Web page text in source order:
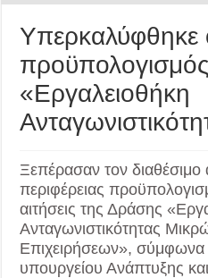
Υπερκαλύφθηκε
«Εργαλειοθήκη
Ξεπέρασαν τον διαθέσιμο
περιφέρειας
αιτήσεις της Δράσης
Ανταγωνιστικότητας
Επιχειρήσεων», σύμφωνα
υπουργείου Ανάπτυξης